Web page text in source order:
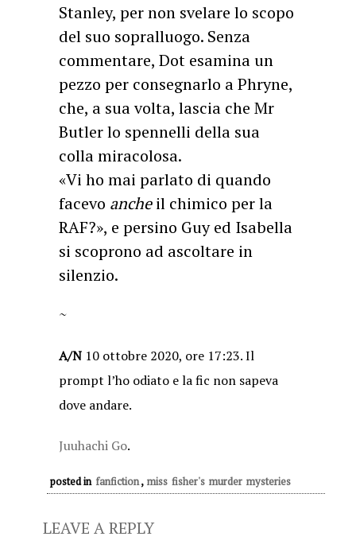
Stanley, per non svelare lo scopo
del suo sopralluogo. Senza
commentare, Dot esamina un
pezzo per consegnarlo a Phryne,
che, a sua volta, lascia che Mr
Butler lo spennelli della sua
colla miracolosa.
«Vi ho mai parlato di quando
facevo ancheil chimico per la
RAF?», e persino Guy ed Isabella
si scoprono ad ascoltare in
silenzio.
~
A/N 10 ottobre 2020, ore 17:23. Il
prompt l’ho odiato e la fic non sapeva
dove andare.
Juuhachi Go.
posted in fanfiction, miss fisher's murder mysteries
LEAVE A REPLY